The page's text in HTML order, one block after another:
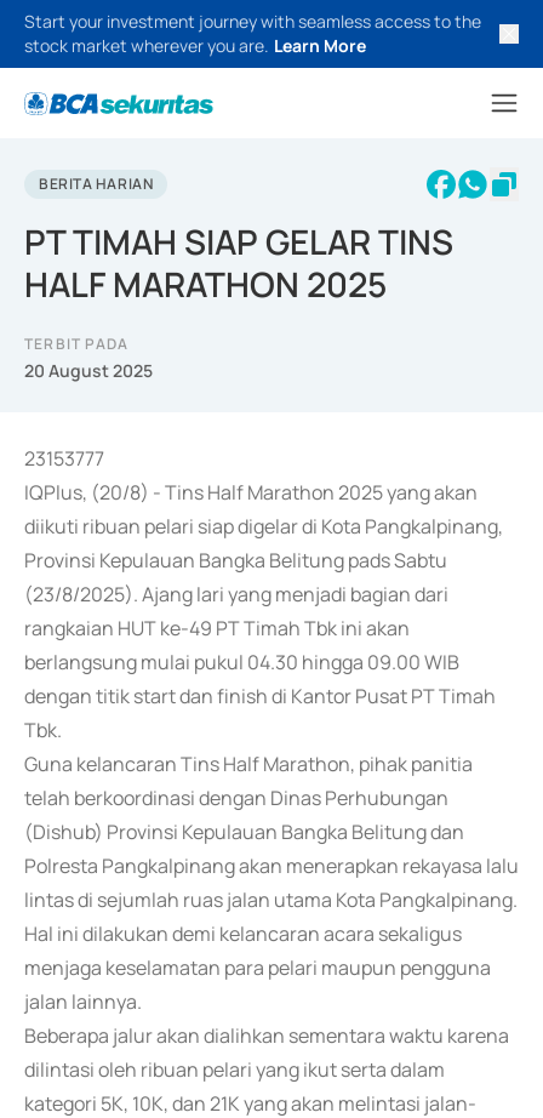
Start your investment journey with seamless access to the
stock market wherever you are. Learn More
BERITA HARIAN
PT TIMAH SIAP GELAR TINS
HALF MARATHON 2025
TERBIT PADA
20 August 2025
23153777
IQPlus, (20/8) - Tins Half Marathon 2025 yang akan
diikuti ribuan pelari siap digelar di Kota Pangkalpinang,
Provinsi Kepulauan Bangka Belitung pads Sabtu
(23/8/2025). Ajang lari yang menjadi bagian dari
rangkaian HUT ke-49 PT Timah Tbk ini akan
berlangsung mulai pukul 04.30 hingga 09.00 WIB
dengan titik start dan finish di Kantor Pusat PT Timah
Tbk.
Guna kelancaran Tins Half Marathon, pihak panitia
telah berkoordinasi dengan Dinas Perhubungan
(Dishub) Provinsi Kepulauan Bangka Belitung dan
Polresta Pangkalpinang akan menerapkan rekayasa lalu
lintas di sejumlah ruas jalan utama Kota Pangkalpinang.
Hal ini dilakukan demi kelancaran acara sekaligus
menjaga keselamatan para pelari maupun pengguna
jalan lainnya.
Beberapa jalur akan dialihkan sementara waktu karena
dilintasi oleh ribuan pelari yang ikut serta dalam
kategori 5K, 10K, dan 21K yang akan melintasi jalan-